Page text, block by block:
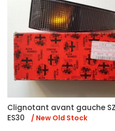
Clignotant avant gauche
ES30
/ New Old Stock